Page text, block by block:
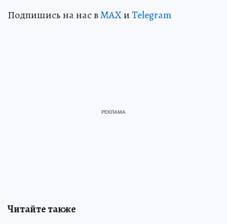
Подпишись на нас вMAXиTelegram
Читайте также